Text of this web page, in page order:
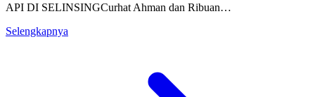
API DI SELINSINGCurhat Ahman dan Ribuan…
Selengkapnya